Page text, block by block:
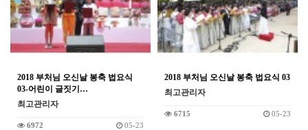
2018 부처님 오신날 봉축 법요식
03-어린이 글짓기…
최고관리자
6972 05-23
2018 부처님 오신날 봉축 법요식 03
최고관리자
6715 05-23